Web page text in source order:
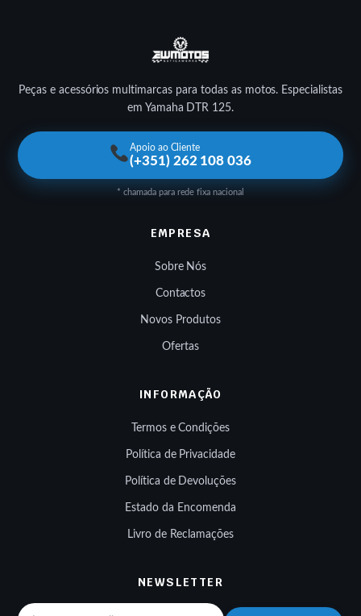
Peças e acessórios multimarcas para todas as motos. Especialistas
em Yamaha DTR 125.
Apoio ao Cliente
(+351) 262 108 036
* chamada para rede fixa nacional
EMPRESA
Sobre Nós
Contactos
Novos Produtos
Ofertas
INFORMAÇÃO
Termos e Condições
Política de Privacidade
Política de Devoluções
Estado da Encomenda
Livro de Reclamações
NEWSLETTER